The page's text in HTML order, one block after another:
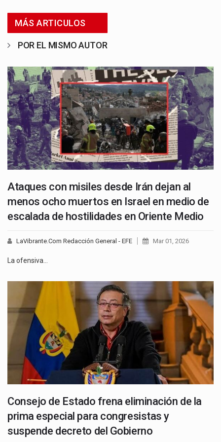
MÁS ARTICULOS
POR EL MISMO AUTOR
Ataques con misiles desde Irán dejan al
menos ocho muertos en Israel en medio de
escalada de hostilidades en Oriente Medio
LaVibrante.Com Redacción General - EFE Mar 01, 2026
La ofensiva…
Consejo de Estado frena eliminación de la
prima especial para congresistas y
suspende decreto del Gobierno